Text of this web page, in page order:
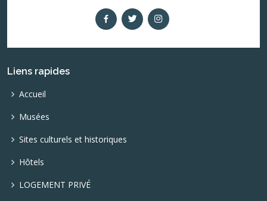
Liens rapides
Accueil
Musées
Sites culturels et historiques
Hôtels
LOGEMENT PRIVÉ